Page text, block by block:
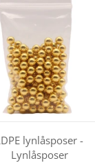
lynlåsposer -
Lynlåsposer